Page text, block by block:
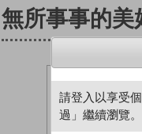
無所事事的美
請登入以享受
過」繼續瀏覽。